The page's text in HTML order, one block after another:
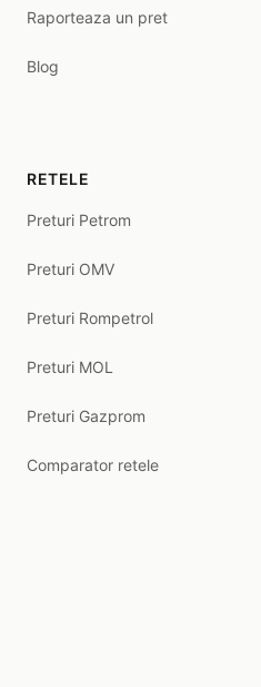
Raporteaza un pret
Blog
RETELE
Preturi Petrom
Preturi OMV
Preturi Rompetrol
Preturi MOL
Preturi Gazprom
Comparator retele